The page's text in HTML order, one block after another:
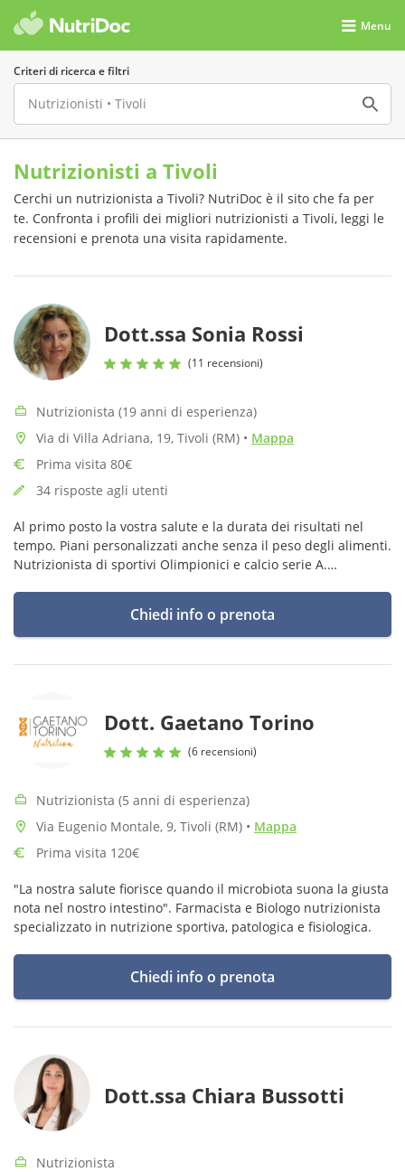
Menu
Criteri di ricerca e filtri
Nutrizionisti a Tivoli
Cerchi un nutrizionista a Tivoli? NutriDoc è il sito che fa per
te. Confronta i profili dei migliori nutrizionisti a Tivoli, leggi le
recensioni e prenota una visita rapidamente.
Dott.ssa Sonia Rossi
(11 recensioni)
Nutrizionista (19 anni di esperienza)
Via di Villa Adriana, 19, Tivoli (RM) • Mappa
Prima visita 80€
34 risposte agli utenti
Al primo posto la vostra salute e la durata dei risultati nel
tempo. Piani personalizzati anche senza il peso degli alimenti.
Nutrizionista di sportivi Olimpionici e calcio serie A.
Chiedi info o prenota
Dott. Gaetano Torino
(6 recensioni)
Nutrizionista (5 anni di esperienza)
Via Eugenio Montale, 9, Tivoli (RM) • Mappa
Prima visita 120€
"La nostra salute fiorisce quando il microbiota suona la giusta
nota nel nostro intestino". Farmacista e Biologo nutrizionista
specializzato in nutrizione sportiva, patologica e fisiologica.
Chiedi info o prenota
Dott.ssa Chiara Bussotti
Nutrizionista